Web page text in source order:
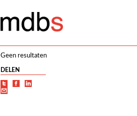
Geen resultaten
DELEN